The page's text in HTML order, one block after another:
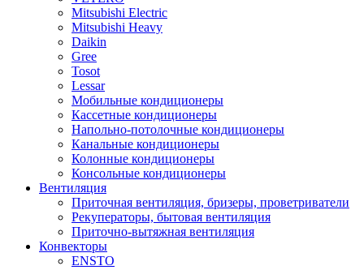
Mitsubishi Electric
Mitsubishi Heavy
Daikin
Gree
Tosot
Lessar
Мобильные кондиционеры
Кассетные кондиционеры
Напольно-потолочные кондиционеры
Канальные кондиционеры
Колонные кондиционеры
Консольные кондиционеры
Вентиляция
Приточная вентиляция, бризеры, проветриватели
Рекуператоры, бытовая вентиляция
Приточно-вытяжная вентиляция
Конвекторы
ENSTO